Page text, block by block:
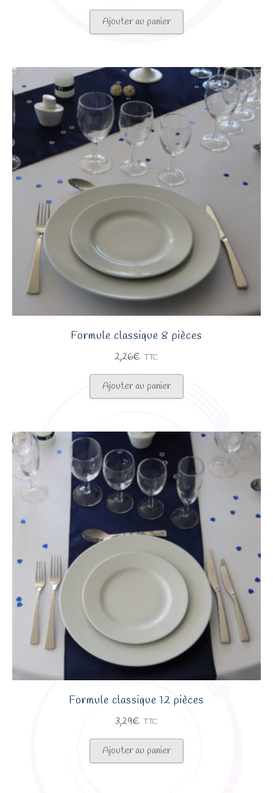
Ajouter au panier
Formule classique 8 pièces
2,26€ TTC
Ajouter au panier
Formule classique 12 pièces
3,29€ TTC
Ajouter au panier